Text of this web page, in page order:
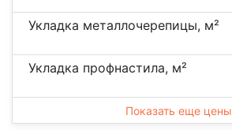
Укладка металлочерепицы, м²
Укладка профнастила, м²
Показать еще цены